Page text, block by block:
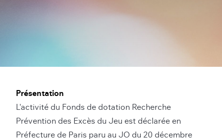
Présentation
L'activité du Fonds de dotation Recherche
Prévention des Excès du Jeu est déclarée en
Préfecture de Paris paru au JO du 20 décembre